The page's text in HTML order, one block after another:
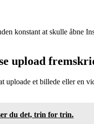
konstant at skulle
upload
et billede eller en
du det, trin for trin.